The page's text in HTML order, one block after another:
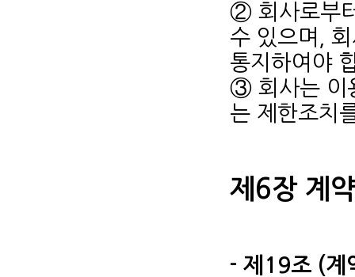
② 회사로부
수 있으며,
통지하여야
③ 회사는 이
는 제한조치
제6장 계
- 제19조 (계